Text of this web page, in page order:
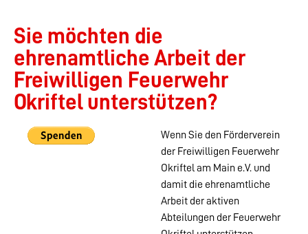
Sie möchten die
ehrenamtliche Arbeit der
Freiwilligen Feuerwehr
Okriftel unterstützen?
Wenn Sie den Förderverein
der Freiwilligen Feuerwehr
Okriftel am Main e.V. und
damit die ehrenamtliche
Arbeit der aktiven
Abteilungen der Feuerwehr